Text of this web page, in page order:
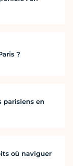
?
parisiens en
où naviguer